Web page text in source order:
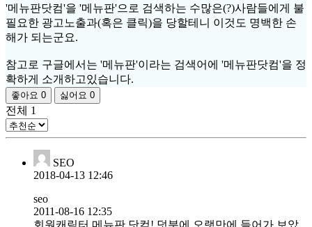
'메뉴판닷컴'을 '메뉴판'으로 검색하는 수많은(?)사람들에게 불
필요한 광고노출과(혹은 클릭)을 당할테니 이것도 명백한 손
해가 되는군요.
참고로 구글에서는 '메뉴판'이라는 검색어에 '메뉴판닷컴'을 정
확하게 소개하고있습니다.
좋아요 0 싫어요 0
전체 1
SEO
2018-04-13 12:46
seo
2011-08-16 12:35
회원캐릭터 메뉴판 닷컴! 덧분에 오랫만에 들어가 보았